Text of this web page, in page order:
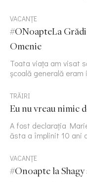
VACANȚE
#ONoapteLa
Omenie
Toata viața am visat
școală generală
TRĂIRI
Eu nu vreau nimic
A fost declarația
ăsta a împlinit 10 ani
VACANȚE
#Onoapte la